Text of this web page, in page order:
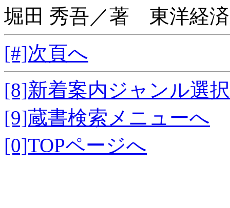
堀田 秀吾／著 東洋経
[#]次頁へ
[8]新着案内ジャンル選
[9]蔵書検索メニューへ
[0]TOPページへ